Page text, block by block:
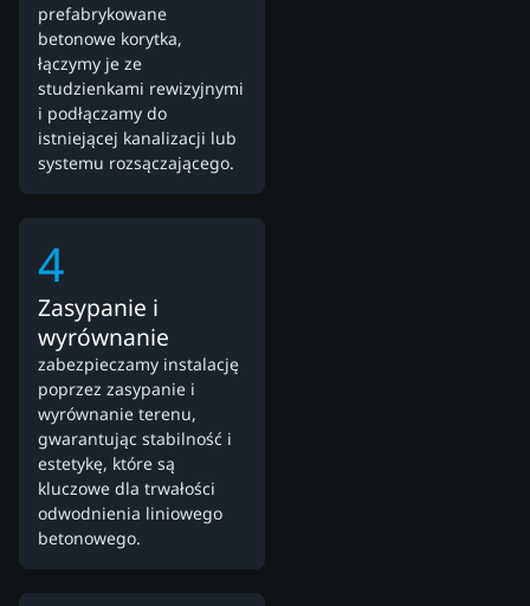
prefabrykowane
betonowe korytka,
łączymy je ze
studzienkami rewizyjnymi
i podłączamy do
istniejącej kanalizacji lub
systemu rozsączającego.
4
Zasypanie i
wyrównanie
zabezpieczamy instalację
poprzez zasypanie i
wyrównanie terenu,
gwarantując stabilność i
estetykę, które są
kluczowe dla trwałości
odwodnienia liniowego
betonowego.